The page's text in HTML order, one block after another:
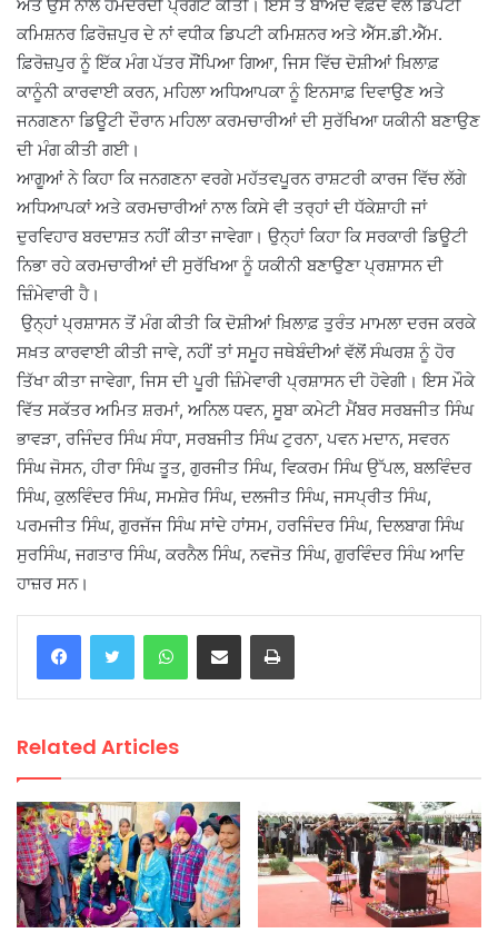
ਅਤੇ ਉਸ ਨਾਲ ਹਮਦਰਦੀ ਪ੍ਰਗਟ ਕੀਤੀ। ਇਸ ਤੋਂ ਬਾਅਦ ਵਫ਼ਦ ਵੱਲੋਂ ਡਿਪਟੀ
ਕਮਿਸ਼ਨਰ ਫ਼ਿਰੋਜ਼ਪੁਰ ਦੇ ਨਾਂ ਵਧੀਕ ਡਿਪਟੀ ਕਮਿਸ਼ਨਰ ਅਤੇ ਐੱਸ.ਡੀ.ਐੱਮ.
ਫ਼ਿਰੋਜ਼ਪੁਰ ਨੂੰ ਇੱਕ ਮੰਗ ਪੱਤਰ ਸੌਂਪਿਆ ਗਿਆ, ਜਿਸ ਵਿੱਚ ਦੋਸ਼ੀਆਂ ਖ਼ਿਲਾਫ਼
ਕਾਨੂੰਨੀ ਕਾਰਵਾਈ ਕਰਨ, ਮਹਿਲਾ ਅਧਿਆਪਕਾ ਨੂੰ ਇਨਸਾਫ਼ ਦਿਵਾਉਣ ਅਤੇ
ਜਨਗਣਨਾ ਡਿਊਟੀ ਦੌਰਾਨ ਮਹਿਲਾ ਕਰਮਚਾਰੀਆਂ ਦੀ ਸੁਰੱਖਿਆ ਯਕੀਨੀ ਬਣਾਉਣ
ਦੀ ਮੰਗ ਕੀਤੀ ਗਈ।
ਆਗੂਆਂ ਨੇ ਕਿਹਾ ਕਿ ਜਨਗਣਨਾ ਵਰਗੇ ਮਹੱਤਵਪੂਰਨ ਰਾਸ਼ਟਰੀ ਕਾਰਜ ਵਿੱਚ ਲੱਗੇ
ਅਧਿਆਪਕਾਂ ਅਤੇ ਕਰਮਚਾਰੀਆਂ ਨਾਲ ਕਿਸੇ ਵੀ ਤਰ੍ਹਾਂ ਦੀ ਧੱਕੇਸ਼ਾਹੀ ਜਾਂ
ਦੁਰਵਿਹਾਰ ਬਰਦਾਸ਼ਤ ਨਹੀਂ ਕੀਤਾ ਜਾਵੇਗਾ। ਉਨ੍ਹਾਂ ਕਿਹਾ ਕਿ ਸਰਕਾਰੀ ਡਿਊਟੀ
ਨਿਭਾ ਰਹੇ ਕਰਮਚਾਰੀਆਂ ਦੀ ਸੁਰੱਖਿਆ ਨੂੰ ਯਕੀਨੀ ਬਣਾਉਣਾ ਪ੍ਰਸ਼ਾਸਨ ਦੀ
ਜ਼ਿੰਮੇਵਾਰੀ ਹੈ।
ਉਨ੍ਹਾਂ ਪ੍ਰਸ਼ਾਸਨ ਤੋਂ ਮੰਗ ਕੀਤੀ ਕਿ ਦੋਸ਼ੀਆਂ ਖ਼ਿਲਾਫ਼ ਤੁਰੰਤ ਮਾਮਲਾ ਦਰਜ ਕਰਕੇ
ਸਖ਼ਤ ਕਾਰਵਾਈ ਕੀਤੀ ਜਾਵੇ, ਨਹੀਂ ਤਾਂ ਸਮੂਹ ਜਥੇਬੰਦੀਆਂ ਵੱਲੋਂ ਸੰਘਰਸ਼ ਨੂੰ ਹੋਰ
ਤਿੱਖਾ ਕੀਤਾ ਜਾਵੇਗਾ, ਜਿਸ ਦੀ ਪੂਰੀ ਜ਼ਿੰਮੇਵਾਰੀ ਪ੍ਰਸ਼ਾਸਨ ਦੀ ਹੋਵੇਗੀ। ਇਸ ਮੌਕੇ
ਵਿੱਤ ਸਕੱਤਰ ਅਮਿਤ ਸ਼ਰਮਾਂ, ਅਨਿਲ ਧਵਨ, ਸੂਬਾ ਕਮੇਟੀ ਮੈਂਬਰ ਸਰਬਜੀਤ ਸਿੰਘ
ਭਾਵੜਾ, ਰਜਿੰਦਰ ਸਿੰਘ ਸੰਧਾ, ਸਰਬਜੀਤ ਸਿੰਘ ਟੁਰਨਾ, ਪਵਨ ਮਦਾਨ, ਸਵਰਨ
ਸਿੰਘ ਜੋਸਨ, ਹੀਰਾ ਸਿੰਘ ਤੂਤ, ਗੁਰਜੀਤ ਸਿੰਘ, ਵਿਕਰਮ ਸਿੰਘ ਉੱਪਲ, ਬਲਵਿੰਦਰ
ਸਿੰਘ, ਕੁਲਵਿੰਦਰ ਸਿੰਘ, ਸਮਸ਼ੇਰ ਸਿੰਘ, ਦਲਜੀਤ ਸਿੰਘ, ਜਸਪ੍ਰੀਤ ਸਿੰਘ,
ਪਰਮਜੀਤ ਸਿੰਘ, ਗੁਰਜੱਜ ਸਿੰਘ ਸਾਂਦੇ ਹਾਂਸਮ, ਹਰਜਿੰਦਰ ਸਿੰਘ, ਦਿਲਬਾਗ ਸਿੰਘ
ਸੁਰਸਿੰਘ, ਜਗਤਾਰ ਸਿੰਘ, ਕਰਨੈਲ ਸਿੰਘ, ਨਵਜੋਤ ਸਿੰਘ, ਗੁਰਵਿੰਦਰ ਸਿੰਘ ਆਦਿ
ਹਾਜ਼ਰ ਸਨ।
WhatsAppShare via Email Print
Related Articles